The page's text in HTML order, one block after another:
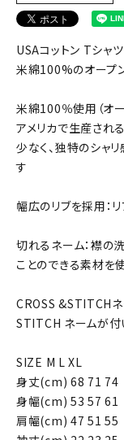
USAコットン Tシャツ
米綿100%のオープ
米綿100％使用（オー
アメリカで生産され
少なく、独特のシャ
す
幅広のリブを採用：
切れるネーム：襟の
ことのできる素材を
CROSS &STITCHネ
STITCH ネームが付
SIZE M L XL
身丈(cm) 68 71 74
身幅(cm) 53 57 61
肩幅(cm) 47 51 55